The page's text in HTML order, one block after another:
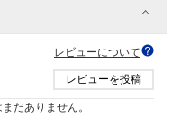
レビューについて
レビューを投稿
だありません。